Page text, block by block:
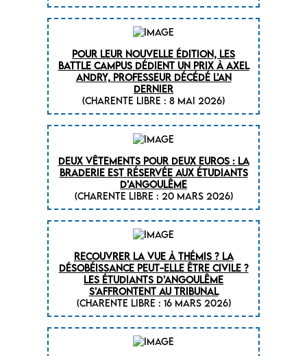
Pour leur nouvelle édition, les
Battle Campus dédient un prix à Axel
Andry, professeur décédé l’an
dernier
(CHARENTE LIBRE : 8 mai 2026)
Deux vêtements pour deux euros : la
braderie est réservée aux étudiants
d’Angoulême
(CHARENTE LIBRE : 20 mars 2026)
Recouvrer la vue à Thémis ? La
désobéissance peut-elle être civile ?
Les étudiants d’Angoulême
s’affrontent au tribunal
(CHARENTE LIBRE : 16 mars 2026)